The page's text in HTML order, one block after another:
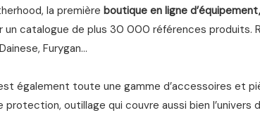
la première boutique en ligne
catalogue de plus 30 000 références produits.
Furygan…
également toute une gamme d’accessoires et
protection, outillage qui couvre aussi bien